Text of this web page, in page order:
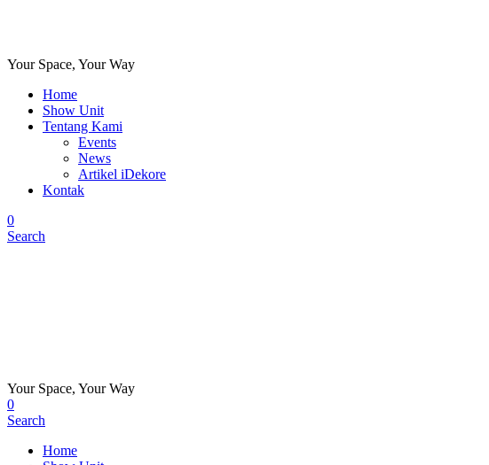
Your Space, Your Way
Home
Show Unit
Tentang Kami
Events
News
Artikel iDekore
Kontak
0
Search
Your Space, Your Way
0
Search
Home